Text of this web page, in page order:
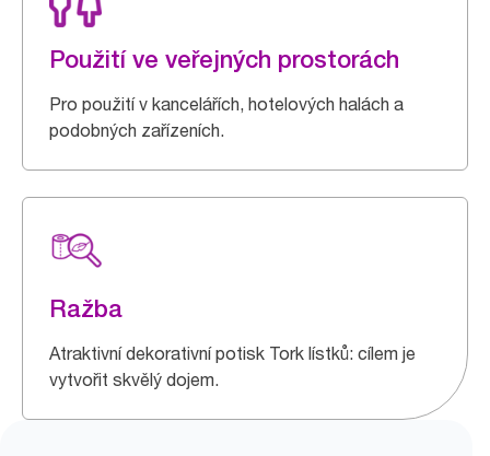
Použití ve veřejných prostorách
Pro použití v kancelářích, hotelových halách a
podobných zařízeních.
Ražba
Atraktivní dekorativní potisk Tork lístků: cílem je
vytvořit skvělý dojem.